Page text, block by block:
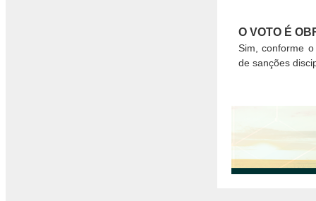
O VOTO É
Sim, conforme
de sanções